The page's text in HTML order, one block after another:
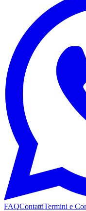
FAQContattiTermini e